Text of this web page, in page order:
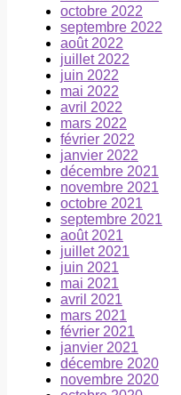
octobre 2022
septembre 2022
août 2022
juillet 2022
juin 2022
mai 2022
avril 2022
mars 2022
février 2022
janvier 2022
décembre 2021
novembre 2021
octobre 2021
septembre 2021
août 2021
juillet 2021
juin 2021
mai 2021
avril 2021
mars 2021
février 2021
janvier 2021
décembre 2020
novembre 2020